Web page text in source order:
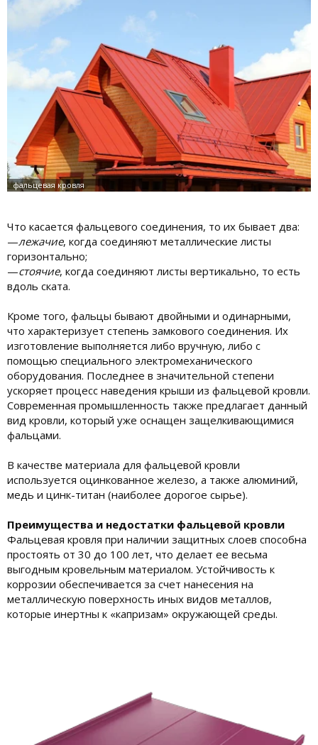
Что касается фальцевого соединения, то их бывает два:
—лежачие, когда соединяют металлические листы
горизонтально;
—стоячие, когда соединяют листы вертикально, то есть
вдоль ската.
Кроме того, фальцы бывают двойными и одинарными,
что характеризует степень замкового соединения. Их
изготовление выполняется либо вручную, либо с
помощью специального электромеханического
оборудования. Последнее в значительной степени
ускоряет процесс наведения крыши из фальцевой кровли.
Современная промышленность также предлагает данный
вид кровли, который уже оснащен защелкивающимися
фальцами.
В качестве материала для фальцевой кровли
используется оцинкованное железо, а также алюминий,
медь и цинк-титан (наиболее дорогое сырье).
Преимущества и недостатки фальцевой кровли
Фальцевая кровля при наличии защитных слоев способна
простоять от 30 до 100 лет, что делает ее весьма
выгодным кровельным материалом. Устойчивость к
коррозии обеспечивается за счет нанесения на
металлическую поверхность иных видов металлов,
которые инертны к «капризам» окружающей среды.